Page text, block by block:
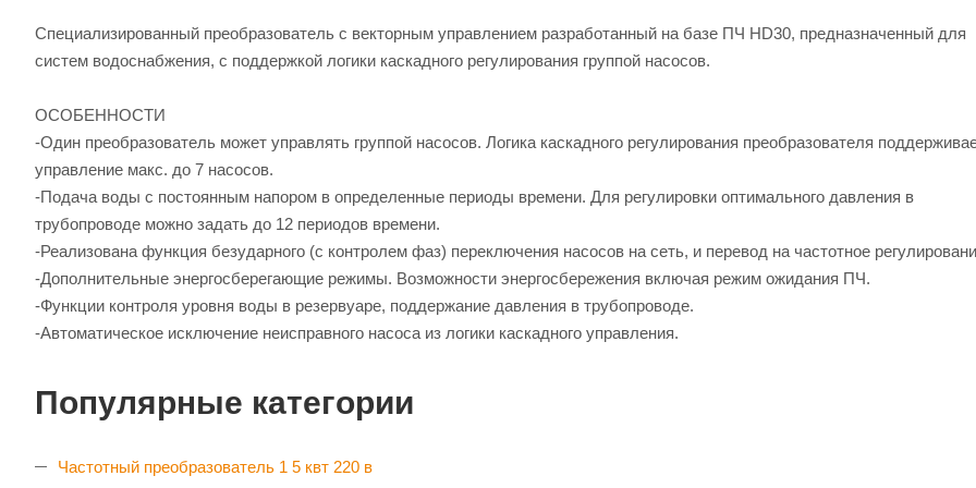
Специализированный преобразователь с векторным управлением разработанный на базе ПЧ HD30, предназначенный для
систем водоснабжения, с поддержкой логики каскадного регулирования группой насосов.
ОСОБЕННОСТИ
-Один преобразователь может управлять группой насосов. Логика каскадного регулирования преобразователя
управление макс. до 7 насосов.
-Подача воды с постоянным напором в определенные периоды времени. Для регулировки оптимального давления в
трубопроводе можно задать до 12 периодов времени.
-Реализована функция безударного (с контролем фаз) переключения насосов на сеть, и перевод на частотное
-Дополнительные энергосберегающие режимы. Возможности энергосбережения включая режим ожидания ПЧ.
-Функции контроля уровня воды в резервуаре, поддержание давления в трубопроводе.
-Автоматическое исключение неисправного насоса из логики каскадного управления.
Популярные категории
Частотный преобразователь 1 5 квт 220 в